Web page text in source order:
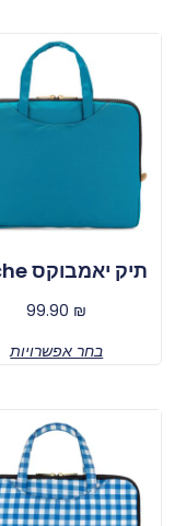
תיק יאמבוקס Poche
99.90 ₪
בחר אפשרויות